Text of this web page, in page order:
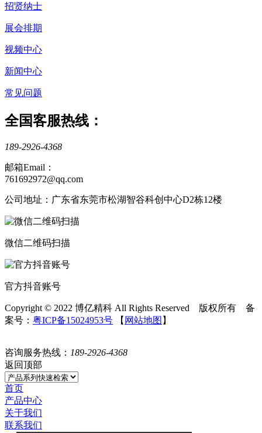
招贤纳士
展会排期
视频中心
新闻中心
常见问题
全国客服热线：
189-2926-4368
邮箱Email：
761692972@qq.com
公司地址：广东省东莞市松湖智谷科创中心D2栋12楼
微信二维码扫描
官方抖音账号
Copyright © 2022 博亿精科 All Rights Reserved 版权所有 备
案号： 粤ICP备15024953号 【 网站地图 】
咨询服务热线： 189-2926-4368
返回顶部
首页
产品中心
关于我们
联系我们